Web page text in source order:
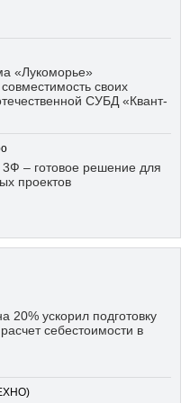
«Лукоморье»
своих
СУБД «Квант-
– готовое решение для
проектов
20% ускорил подготовку
себестоимости в